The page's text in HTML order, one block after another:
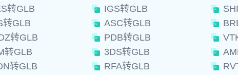
转GLB IGS转GLB
转GLB ASC转GLB
转GLB PDB转GLB
转GLB 3DS转GLB
转GLB RFA转GLB